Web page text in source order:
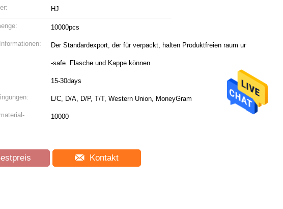
HJ
10000pcs
Der Standardexport, der für verpackt, halten Produktfreien raum und
-safe. Flasche und Kappe können
15-30days
L/C, D/A, D/P, T/T, Western Union, MoneyGram
10000
Kontakt